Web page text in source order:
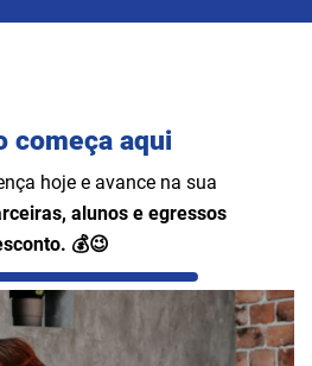
começa aqui
hoje e avance na sua
alunos e egressos
💰😉